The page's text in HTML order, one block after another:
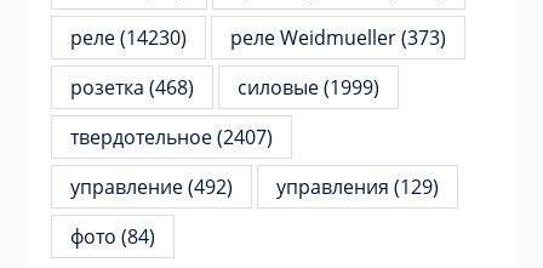
реле(14230) реле Weidmueller(373)
розетка (468) силовые(1999)
твердотельное(2407)
управление(492) управления (129)
фото (84)